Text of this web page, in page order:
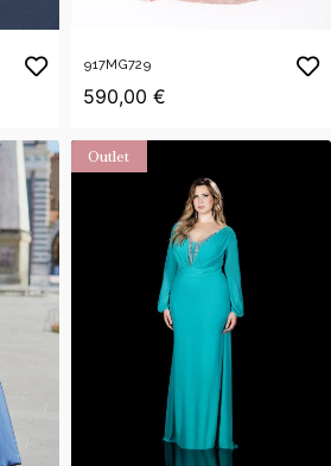
917MG729
590,00 €
Outlet